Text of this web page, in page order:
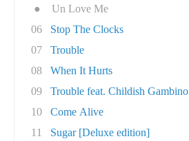
●
Un Love Me
06
Stop The Clocks
07
Trouble
08
When It Hurts
09
Trouble feat. Childish Gambino
10
Come Alive
11
Sugar [Deluxe edition]